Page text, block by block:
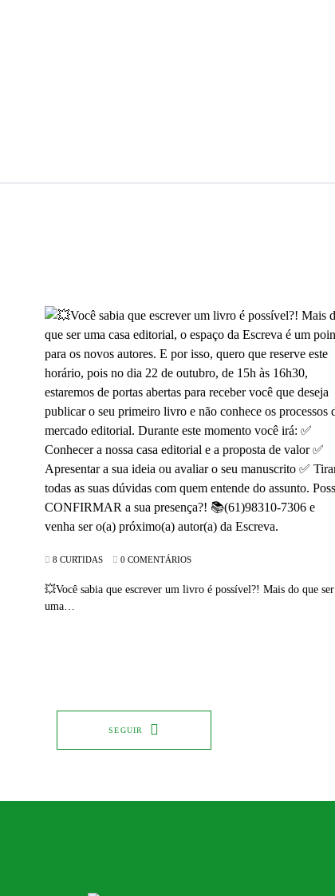
8 CURTIDAS 0 COMENTÁRIOS
💥Você sabia que escrever um livro é possível?! Mais do que ser
uma…
SEGUIR